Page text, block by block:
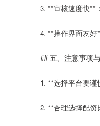
3. **审核速度快**
4. **操作界面友
## 五、注意事项
1. **选择平台要
2. **合理选择配